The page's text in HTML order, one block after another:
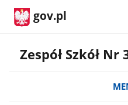
gov.pl
Zespół Szkół